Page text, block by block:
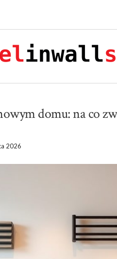
domu: na co
2026